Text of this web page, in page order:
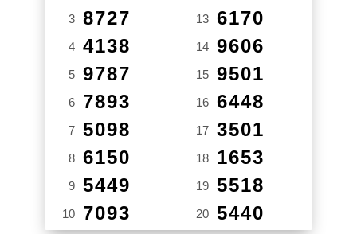
3 8727
4 4138
5 9787
6 7893
7 5098
8 6150
9 5449
10 7093
13 6170
14 9606
15 9501
16 6448
17 3501
18 1653
19 5518
20 5440